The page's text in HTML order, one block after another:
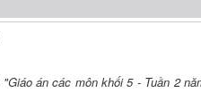
"Giáo án các môn khối 5 - Tuần 2